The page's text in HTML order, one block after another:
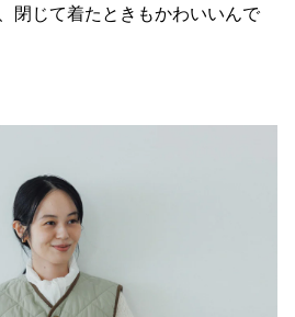
閉じて着たときもかわいいんで